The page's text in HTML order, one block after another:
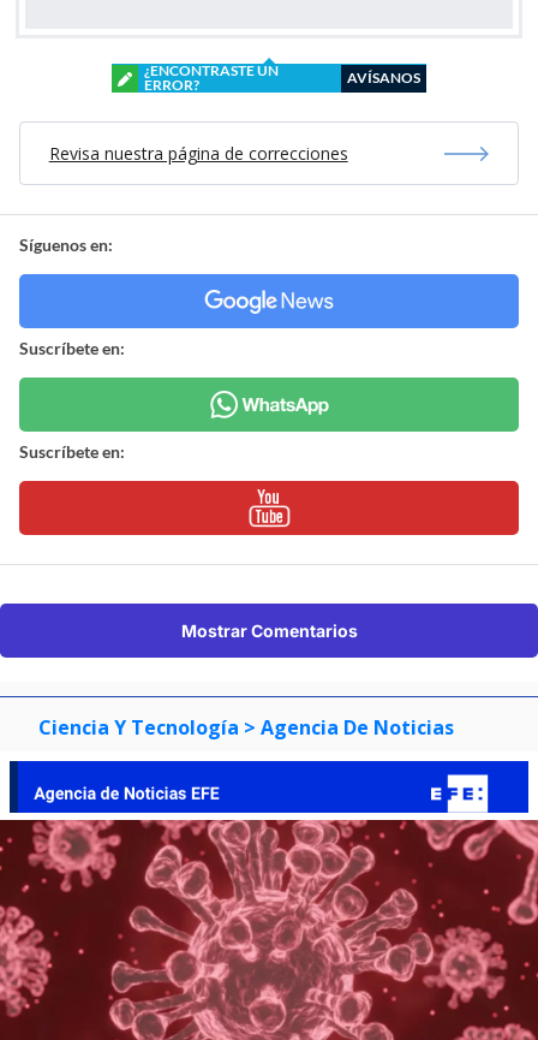
¿ENCONTRASTE UN
ERROR?
AVÍSANOS
Revisa nuestra página de correcciones
Síguenos en:
Suscríbete en:
Suscríbete en:
Mostrar Comentarios
Ciencia Y Tecnología > Agencia De Noticias